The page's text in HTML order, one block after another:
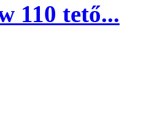
110 tető...